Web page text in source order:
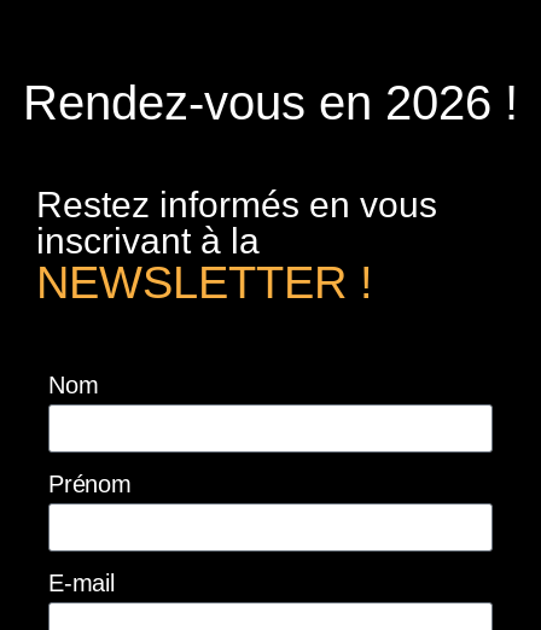
Rendez-vous en 2026 !
Restez informés en vous
inscrivant à la
NEWSLETTER !
Nom
Prénom
E-mail